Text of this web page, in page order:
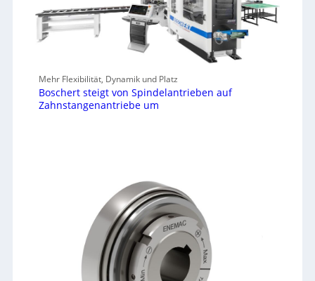
Mehr Flexibilität, Dynamik und Platz
Boschert steigt von Spindelantrieben auf
Zahnstangenantriebe um